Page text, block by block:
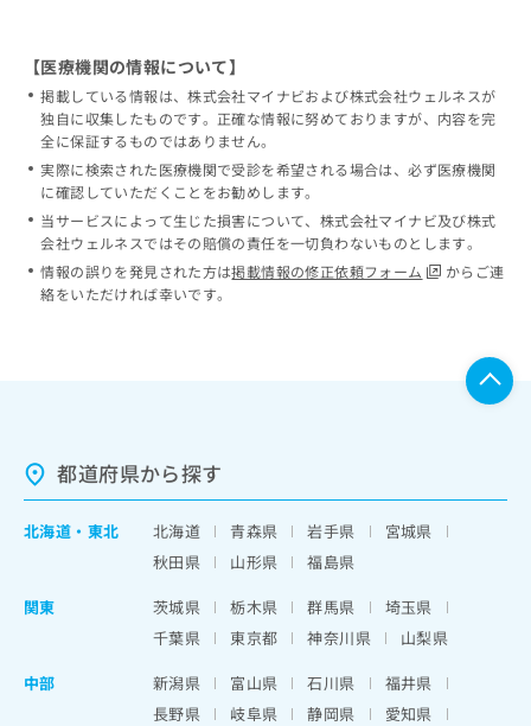
【医療機関の情報について】
掲載している情報は、株式会社マイナビおよび株式会社ウェルネスが
独自に収集したものです。正確な情報に努めておりますが、内容を完
全に保証するものではありません。
実際に検索された医療機関で受診を希望される場合は、必ず医療機関
に確認していただくことをお勧めします。
当サービスによって生じた損害について、株式会社マイナビ及び株式
会社ウェルネスではその賠償の責任を一切負わないものとします。
情報の誤りを発見された方は掲載情報の修正依頼フォーム
からご連
絡をいただければ幸いです。
都道府県から探す
北海道 ・ 東北 北海道 青森県 岩手県
宮城県
秋田県
山形県
福島県
関東
茨城県 栃木県 群馬県
埼玉県
千葉県
東京都 神奈川県
山梨県
中部
新潟県 富山県 石川県
福井県
長野県
岐阜県 静岡県
愛知県